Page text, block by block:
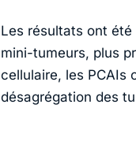
Les résultats ont été
mini-tumeurs, plus
cellulaire, les PCAIs
désagrégation des